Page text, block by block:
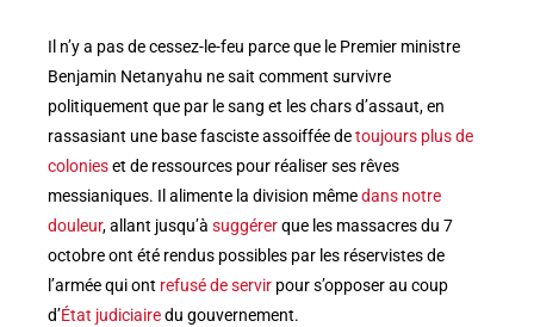
Il n’y a pas de cessez-le-feu parce que le Premier ministre
Benjamin Netanyahu ne sait comment survivre
politiquement que par le sang et les chars d’assaut, en
rassasiant une base fasciste assoiffée detoujours plus de
colonieset de ressources pour réaliser ses rêves
messianiques. Il alimente la division mêmedans notre
douleur, allant jusqu’à suggérerque les massacres du 7
octobre ont été rendus possibles par les réservistes de
l’armée qui ont refusé de servir pour s’opposer au coup
d’État judiciairedu gouvernement.